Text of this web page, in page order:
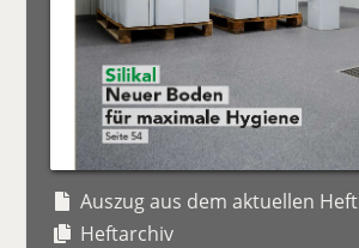
Auszug aus dem aktuellen Heft
Heftarchiv